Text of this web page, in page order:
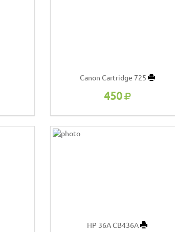
Canon Cartridge 725
450
HP 36A CB436A